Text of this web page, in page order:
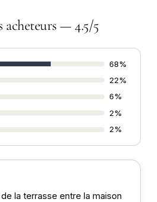
acheteurs — 4.5/5
68%
22%
6%
2%
2%
la terrasse entre la maison